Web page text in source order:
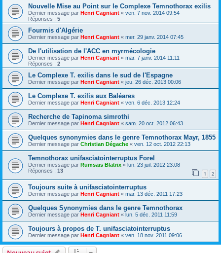
Nouvelle Mise au Point sur le Complexe Temnothorax exilis
Dernier message par Henri Cagniant « ven. 7 nov. 2014 09:54
Réponses : 5
Fourmis d'Algérie
Dernier message par Henri Cagniant « mer. 29 janv. 2014 07:45
De l'utilisation de l'ACC en myrmécologie
Dernier message par Henri Cagniant « mar. 7 janv. 2014 11:11
Réponses : 2
Le Complexe T. exilis dans le sud de l'Espagne
Dernier message par Henri Cagniant « jeu. 26 déc. 2013 00:06
Le Complexe T. exilis aux Baléares
Dernier message par Henri Cagniant « ven. 6 déc. 2013 12:24
Recherche de Tapinoma simrothi
Dernier message par Henri Cagniant « sam. 20 oct. 2012 06:43
Quelques synonymies dans le genre Temnothorax Mayr, 1855
Dernier message par Christian Dégache « ven. 12 oct. 2012 22:13
Temnothorax unifasciatointerruptus Forel
Dernier message par Rumsaïs Blatrix « lun. 23 juil. 2012 23:08
Réponses : 13 1 2
Toujours suite à unifasciatointerruptus
Dernier message par Henri Cagniant « mar. 13 déc. 2011 17:23
Quelques Synonymies dans le genre Temnothorax
Dernier message par Henri Cagniant « lun. 5 déc. 2011 11:59
Toujours à propos de T. unifasciatointerruptus
Dernier message par Henri Cagniant « ven. 18 nov. 2011 09:06